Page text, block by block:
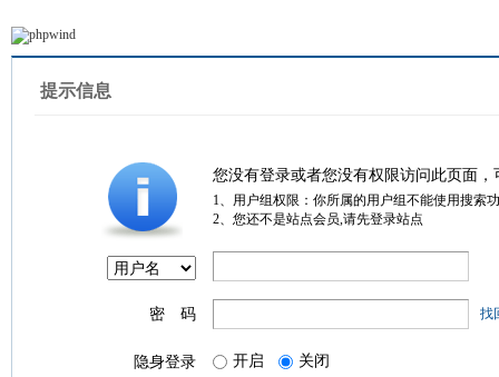
提示信息
您没有登录或者您没有权限访问此页面
1、用户组权限：你所属的用户组不能使用搜索
2、您还不是站点会员,请先登录站点
密 码 找
隐身登录 开启 关闭